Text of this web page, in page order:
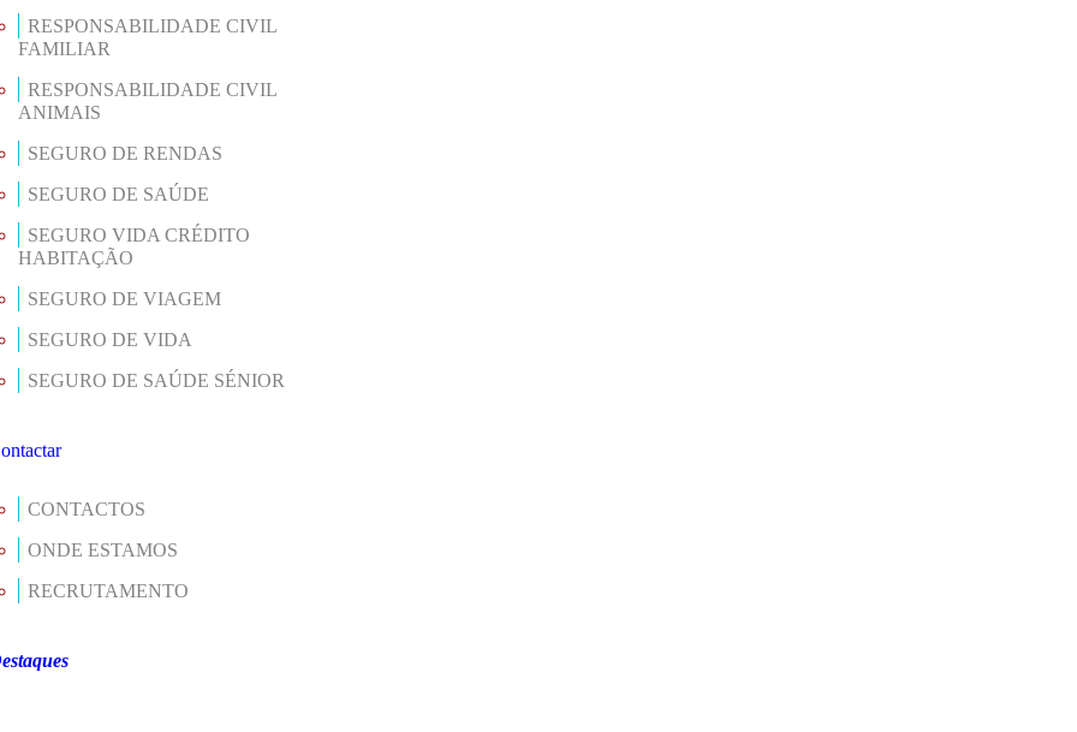
RESPONSABILIDADE CIVIL
FAMILIAR
RESPONSABILIDADE CIVIL
ANIMAIS
SEGURO DE RENDAS
SEGURO DE SAÚDE
SEGURO VIDA CRÉDITO
HABITAÇÃO
SEGURO DE VIAGEM
SEGURO DE VIDA
SEGURO DE SAÚDE SÉNIOR
CONTACTOS
ONDE ESTAMOS
RECRUTAMENTO